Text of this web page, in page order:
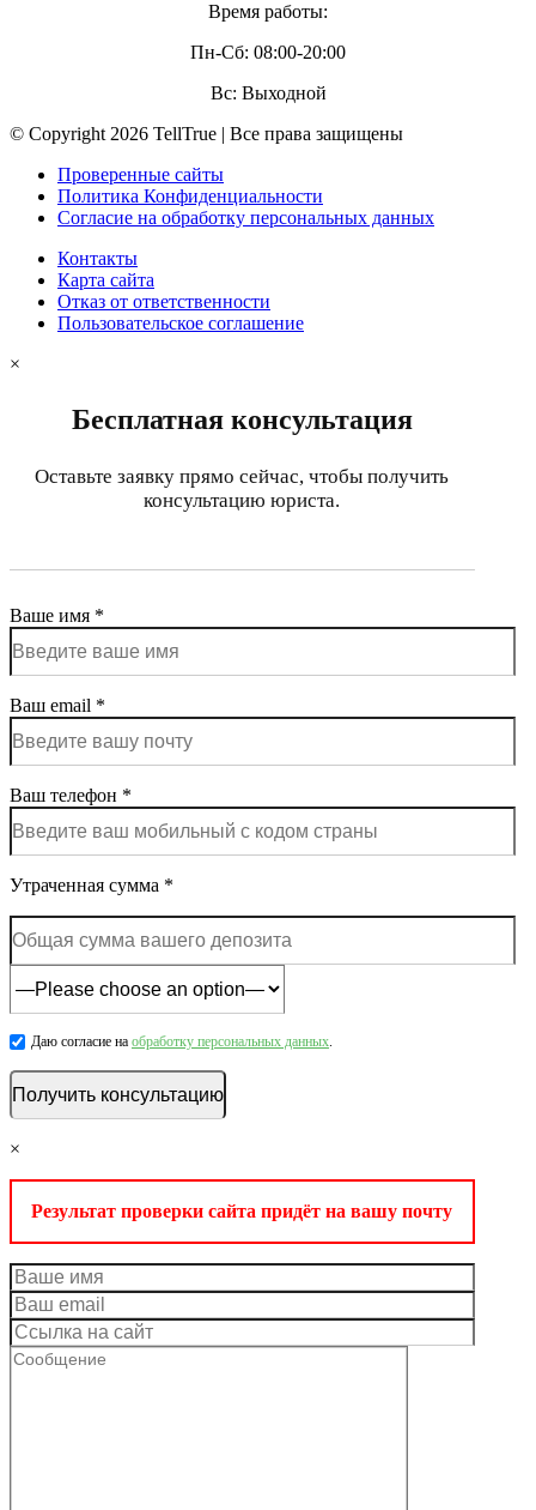
Время работы:
Пн-Сб: 08:00-20:00
Вс: Выходной
© Copyright 2026 TellTrue | Все права защищены
Проверенные сайты
Политика Конфиденциальности
Согласие на обработку персональных данных
Контакты
Карта сайта
Отказ от ответственности
Пользовательское соглашение
×
Бесплатная консультация
Оставьте заявку прямо сейчас, чтобы получить
консультацию юриста.
Ваше имя *
Ваш email *
Ваш телефон *
Утраченная сумма *
Даю согласие на обработку персональных данных.
×
Результат проверки сайта придёт на вашу почту